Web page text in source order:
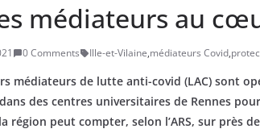
médiateurs au
0 Comments Ille-et-Vilaine,médiateurs Covid,
médiateurs de lutte anti-covid (LAC) sont
des centres universitaires de Rennes
région peut compter, selon l’ARS, sur près